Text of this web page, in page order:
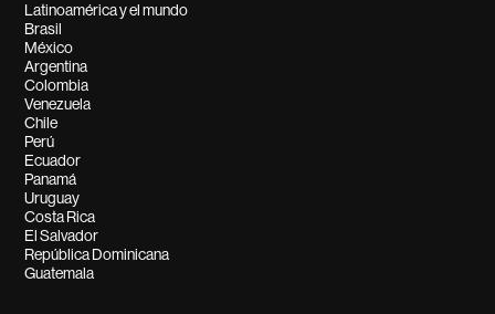
Latinoamérica y el mundo
Brasil
México
Argentina
Colombia
Venezuela
Chile
Perú
Ecuador
Panamá
Uruguay
Costa Rica
El Salvador
República Dominicana
Guatemala